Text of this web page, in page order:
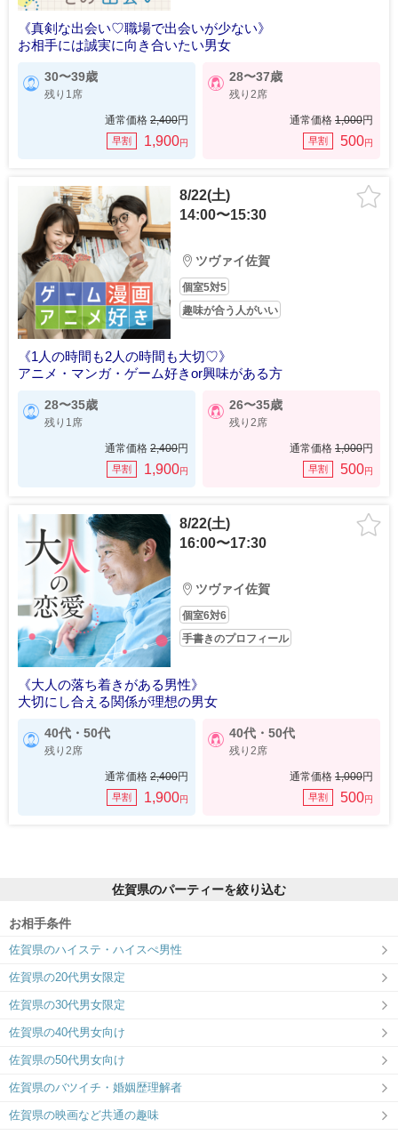
《真剣な出会い♡職場で出会いが少ない》
お相手には誠実に向き合いたい男女
30〜39歳
残り1席
通常価格 2,400円
早割 1,900円
28〜37歳
残り2席
通常価格 1,000円
早割 500円
8/22(土)
14:00〜15:30
ツヴァイ佐賀
個室5対5
趣味が合う人がいい
《1人の時間も2人の時間も大切♡》
アニメ・マンガ・ゲーム好きor興味がある方
28〜35歳
残り1席
通常価格 2,400円
早割 1,900円
26〜35歳
残り2席
通常価格 1,000円
早割 500円
8/22(土)
16:00〜17:30
ツヴァイ佐賀
個室6対6
手書きのプロフィール
《大人の落ち着きがある男性》
大切にし合える関係が理想の男女
40代・50代
残り2席
通常価格 2,400円
早割 1,900円
40代・50代
残り2席
通常価格 1,000円
早割 500円
佐賀県のパーティーを絞り込む
お相手条件
佐賀県のハイステ・ハイスぺ男性
佐賀県の20代男女限定
佐賀県の30代男女限定
佐賀県の40代男女向け
佐賀県の50代男女向け
佐賀県のバツイチ・婚姻歴理解者
佐賀県の映画など共通の趣味